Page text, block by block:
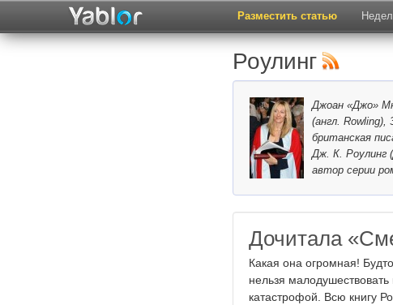
Разместить статью
Роулинг
Джоан «Джо»
(англ.
британская
Дж. К. Роулинг
автор серии
Дочитала
Какая она огромная!
нельзя
катастрофой. Всю книгу